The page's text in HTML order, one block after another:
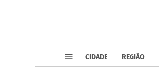
CIDADE REGIÃO